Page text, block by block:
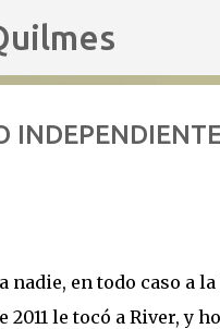
nadie, en todo caso a
2011 le tocó a River, y